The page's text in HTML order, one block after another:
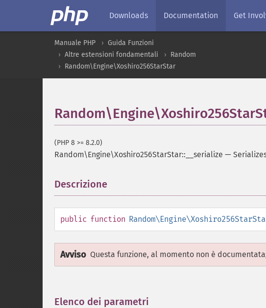
Downloads Documentation Get
Manuale PHP
Guida Funzioni
Altre estensioni fondamentali
Random
Random\Engine\Xoshiro256StarStar
(PHP 8 >= 8.2.0)
Random\Engine\Xoshiro256StarStar::__serialize —
Descrizione
public function
Avviso Questa funzione, al momento non è
Elenco dei parametri